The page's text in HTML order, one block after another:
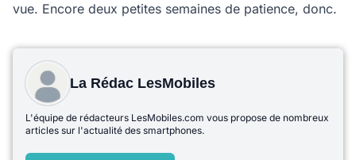
vue. Encore deux petites semaines de patience, donc.
La Rédac LesMobiles
L'équipe de rédacteurs LesMobiles.com vous propose de nombreux
articles sur l'actualité des smartphones.